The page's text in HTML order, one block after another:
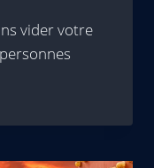
vider votre